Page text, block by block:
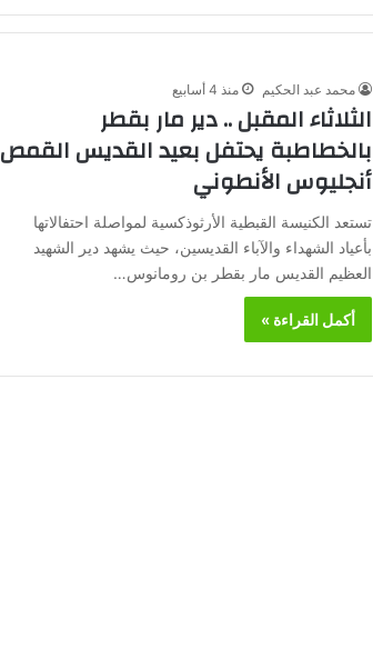
محمد عبد الحكيم منذ 4 أسابيع
الثلاثاء المقبل .. دير مار بقطر
بالخطاطبة يحتفل بعيد القديس القمص
أنجليوس الأنطوني
تستعد الكنيسة القبطية الأرثوذكسية لمواصلة احتفالاتها
بأعياد الشهداء والآباء القديسين، حيث يشهد دير الشهيد
العظيم القديس مار بقطر بن رومانوس…
أكمل القراءة »